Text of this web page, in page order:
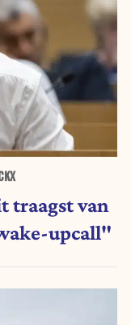
traagst van
upcall"